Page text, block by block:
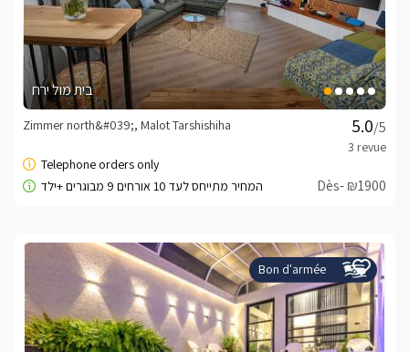
בית מול ירח
/5
Zimmer north&#039;, Malot Tarshishiha
Dès- ₪1900
Bon d'armée